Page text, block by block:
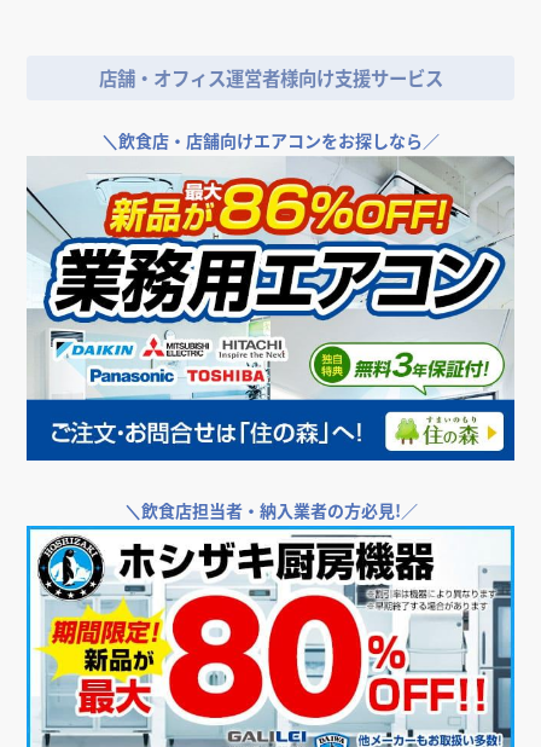
店舗・オフィス運営者様向け支援サービス
＼飲食店・店舗向けエアコンをお探しなら／
＼飲食店担当者・納入業者の方必見!／